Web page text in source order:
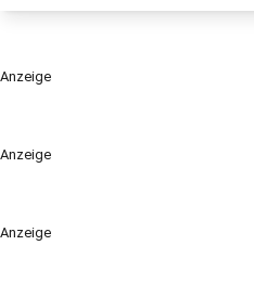
Anzeige
Anzeige
Anzeige